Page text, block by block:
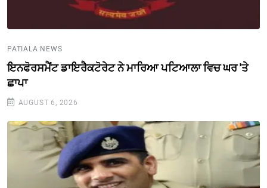
PATIALA NEWS
ਇਨਫੋਰਸਮੈਂਟ ਡਾਇਰੈਕਟੋਰੇਟ ਨੇ ਮਾਰਿਆ ਪਟਿਆਲਾ ਵਿਚ ਘਰ 'ਤੇ
ਛਾਪਾ
AUGUST 6, 2026